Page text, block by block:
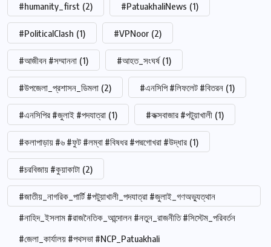
#humanity_first (2) #PatuakhaliNews (1)
#PoliticalClash (1) #VPNoor (2)
#আজীবন #সম্মাননা (1) #আহত_সংঘর্ষ (1)
#উপজেলা_প্রশাসন_ডিমলা (2) #এনসিপি #লিফলেট #বিতরন (1)
#এনসিপির #জুলাই #পদযাত্রা (1) #কক্সবাজার #পটুয়াখালী (1)
#কলাপাড়ায় #৬ #ফুট #লম্বা #বিষধর #পদ্মগোখরা #উদ্ধার (1)
#চরবিজায় #কুয়াকাটা (2)
#জাতীয়_নাগরিক_পার্টি #পটুয়াখালী_পদযাত্রা #জুলাই_গণঅভ্যুত্থান
#নাহিদ_ইসলাম #রাজনৈতিক_আন্দোলন #নতুন_রাজনীতি #সিস্টেম_পরিবর্তন
#জেলা_কার্যালয় #পথসভা #NCP_Patuakhali